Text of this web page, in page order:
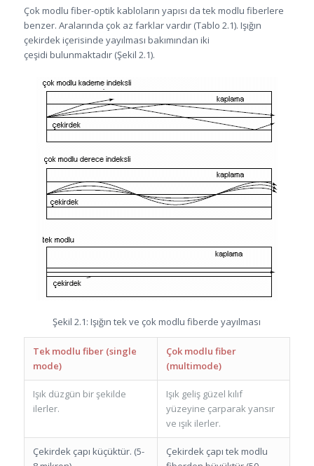
Çok modlu fiber-optik kabloların yapısı da tek modlu fiberlere
benzer. Aralarında çok az farklar vardır (Tablo 2.1). Işığın
çekirdek içerisinde yayılması bakımından iki
çeşidi bulunmaktadır (Şekil 2.1).
Şekil 2.1: Işığın tek ve çok modlu fiberde yayılması
Tek modlu fiber (single
mode)
Çok modlu fiber
(multimode)
Işık düzgün bir şekilde
ilerler.
Işık geliş güzel kılıf
yüzeyine çarparak yansır
ve ışık ilerler.
Çekirdek çapı küçüktür. (5-
Çekirdek çapı tek modlu